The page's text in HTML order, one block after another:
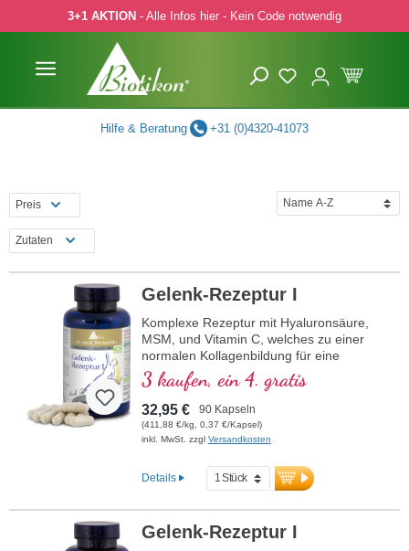
Hauptinhalt springen
Zur Suche springen
Zur Hauptnavigation springen
3+1 AKTION - Alle Infos hier - Kein Code notwendig
Hilfe & Beratung +31 (0)4320-41073
Preis
Zutaten
Gelenk-Rezeptur I
Komplexe Rezeptur mit Hyaluronsäure,
MSM, und Vitamin C, welches zu einer
normalen Kollagenbildung für eine
normale Knorpelfunktion beiträgt. Zur
spezifischen Versorgung der knorpeligen
Gelenkstrukturen in optimaler
Zusammensetzung.
3 kaufen, ein 4. gratis
32,95 € 90 Kapseln
(411,88 €/kg, 0,37 €/Kapsel)
inkl. MwSt. zzgl Versandkosten
Details
Gelenk-Rezeptur I